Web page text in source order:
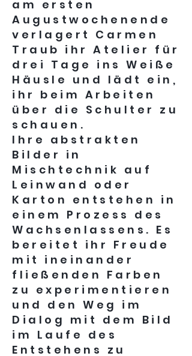
am ersten
Augustwochenende
verlagert Carmen
Traub ihr Atelier für
drei Tage ins Weiße
Häusle und lädt ein,
ihr beim Arbeiten
über die Schulter zu
schauen.
Ihre abstrakten
Bilder in
Mischtechnik auf
Leinwand oder
Karton entstehen in
einem Prozess des
Wachsenlassens. Es
bereitet ihr Freude
mit ineinander
fließenden Farben
zu experimentieren
und den Weg im
Dialog mit dem Bild
im Laufe des
Entstehens zu